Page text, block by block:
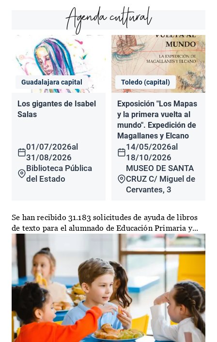
Agenda cultural
Guadalajara capital
Los gigantes de Isabel
Salas
01/07/2026al
31/08/2026
Biblioteca Pública
del Estado
Toledo (capital)
Exposición "Los Mapas
y la primera vuelta al
mundo". Expedición de
Magallanes y Elcano
14/05/2026al
18/10/2026
MUSEO DE SANTA
CRUZ C/ Miguel de
Cervantes, 3
Se han recibido 31.183 solicitudes de ayuda de libros
de texto para el alumnado de Educación Primaria y...